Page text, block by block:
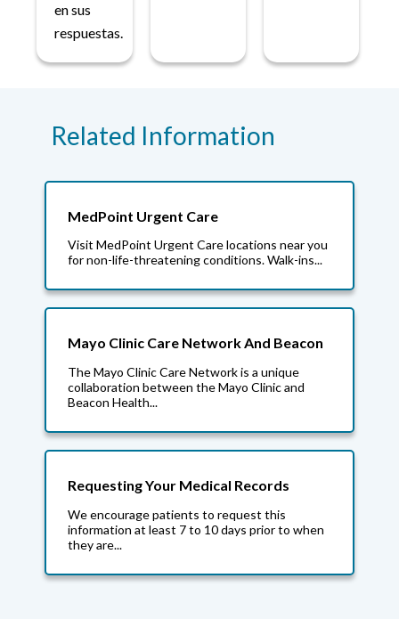
en sus
respuestas.
Related Information
MedPoint Urgent Care
Visit MedPoint Urgent Care locations near you
for non-life-threatening conditions. Walk-ins...
Mayo Clinic Care Network And Beacon
The Mayo Clinic Care Network is a unique
collaboration between the Mayo Clinic and
Beacon Health...
Requesting Your Medical Records
We encourage patients to request this
information at least 7 to 10 days prior to when
they are...